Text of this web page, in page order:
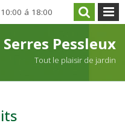
10:00 á 18:00
Serres Pessleux
Tout le plaisir de jardin